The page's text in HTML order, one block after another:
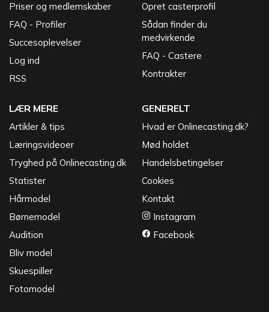
Priser og medlemskaber
FAQ - Profiler
Succesoplevelser
Log ind
RSS
Opret casterprofil
Sådan finder du
medvirkende
FAQ - Castere
Kontrakter
LÆR MERE
Artikler & tips
Læringsvideoer
Tryghed på Onlinecasting.dk
Statister
Hårmodel
Børnemodel
Audition
Bliv model
Skuespiller
Fotomodel
GENERELT
Hvad er Onlinecasting.dk?
Mød holdet
Handelsbetingelser
Cookies
Kontakt
Instagram
Facebook